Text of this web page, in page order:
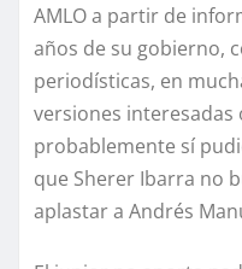
AMLO a partir de
años de su gobierno,
periodísticas, en
versiones interesadas
probablemente sí
que Sherer Ibarra no
aplastar a Andrés